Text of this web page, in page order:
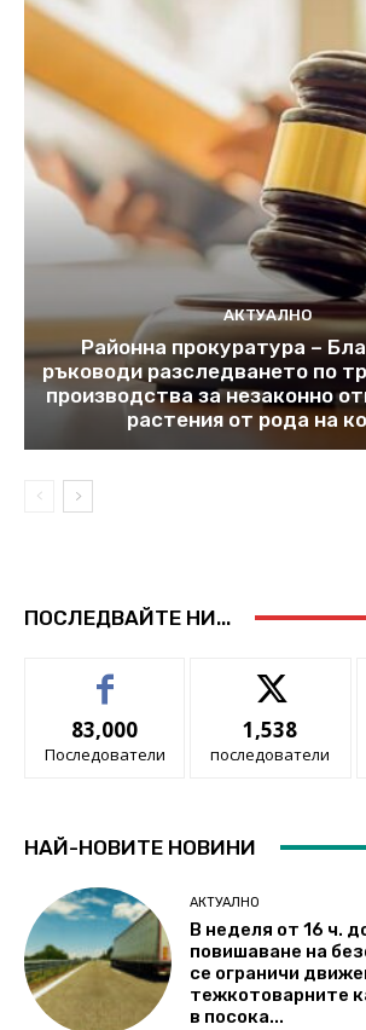
АКТУАЛНО
Районна прокуратура –
ръководи разследването по
производства за незаконно
растения от рода на
ПОСЛЕДВАЙТЕ НИ...
83,000
Последователи
1,538
последователи
НАЙ-НОВИТЕ НОВИНИ
АКТУАЛНО
В неделя от 16 ч.
повишаване на
се ограничи
тежкотоварните
в посока...